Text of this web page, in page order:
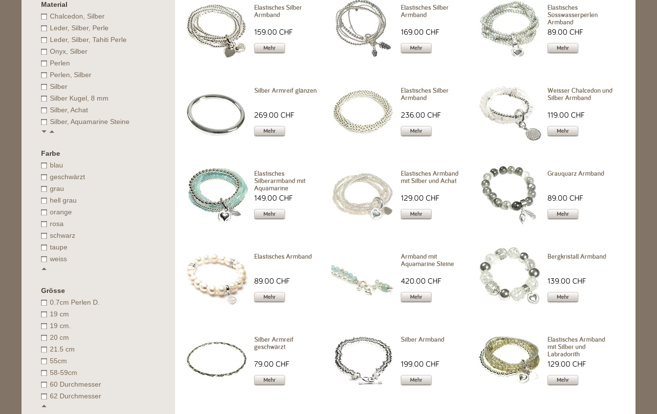
Material
Chalcedon, Silber
Leder, Silber, Perle
Leder, Silber, Tahiti Perle
Onyx, Silber
Perlen
Perlen, Silber
Silber
Silber Kugel, 8 mm
Silber, Achat
Silber, Aquamarine Steine
Farbe
blau
geschwärzt
grau
hell grau
orange
rosa
schwarz
taupe
weiss
Grösse
0.7cm Perlen D.
19 cm
19 cm.
20 cm
21.5 cm
55cm
58-59cm
60 Durchmesser
62 Durchmesser
Elastisches Silber
Armband
159.00 CHF
Mehr
Elastisches Silber
Armband
169.00 CHF
Mehr
Elastisches
Süsswasserperlen
Armband
89.00 CHF
Mehr
Silber Armreif glänzen
269.00 CHF
Mehr
Elastisches Silber
Armband
236.00 CHF
Mehr
Weisser Chalcedon und
Silber Armband
119.00 CHF
Mehr
Elastisches
Silberarmband mit
Aquamarine
149.00 CHF
Mehr
Elastisches Armband
mit Silber und Achat
129.00 CHF
Mehr
Grauquarz Armband
89.00 CHF
Mehr
Elastisches Armband
89.00 CHF
Mehr
Armband mit
Aquamarine Steine
420.00 CHF
Mehr
Bergkristall Armband
139.00 CHF
Mehr
Silber Armreif
geschwärzt
79.00 CHF
Mehr
Silber Armband
199.00 CHF
Mehr
Elastisches Armband
mit Silber und
Labradorith
129.00 CHF
Mehr